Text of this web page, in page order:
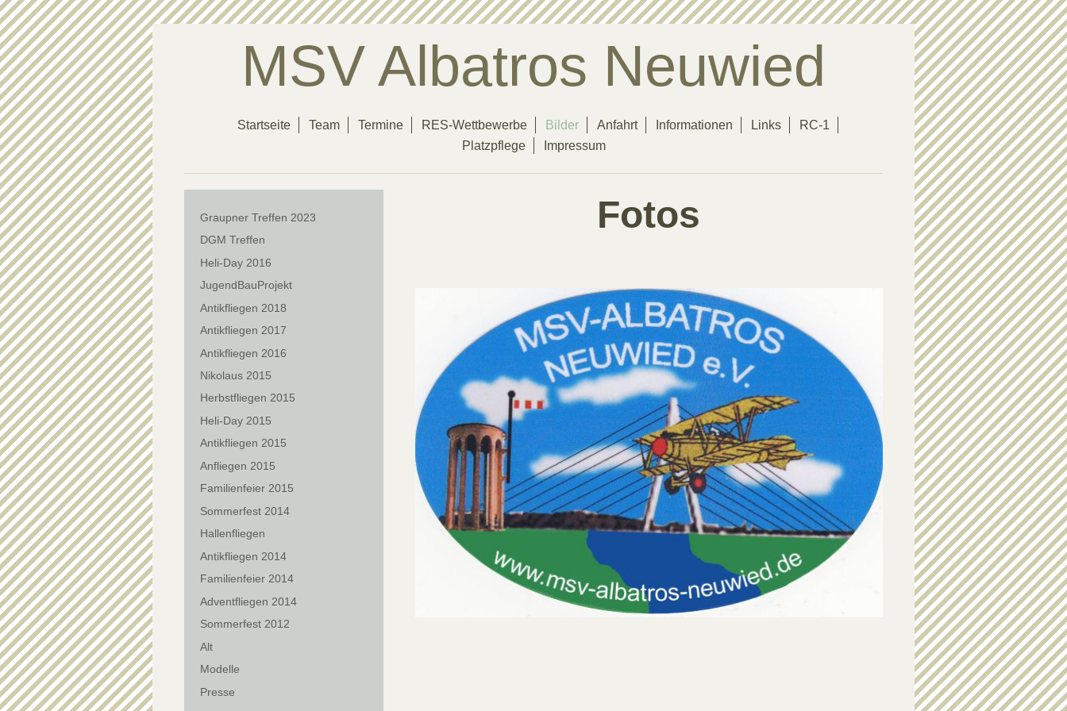
MSV Albatros Neuwied
Startseite Team Termine RES-Wettbewerbe Bilder Anfahrt Informationen Links
RC-1
Platzpflege
Impressum
Fotos
Graupner Treffen 2023
DGM Treffen
Heli-Day 2016
JugendBauProjekt
Antikfliegen 2018
Antikfliegen 2017
Antikfliegen 2016
Nikolaus 2015
Herbstfliegen 2015
Heli-Day 2015
Antikfliegen 2015
Anfliegen 2015
Familienfeier 2015
Sommerfest 2014
Hallenfliegen
Antikfliegen 2014
Familienfeier 2014
Adventfliegen 2014
Sommerfest 2012
Alt
Modelle
Presse